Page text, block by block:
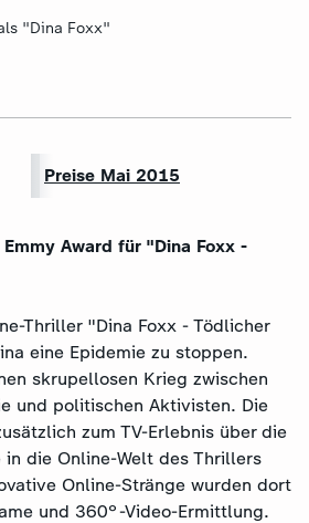
"Dina Foxx"
Preise Mai 2015
Award für "Dina Foxx -
Thriller "Dina Foxx - Tödlicher
eine Epidemie zu stoppen.
skrupellosen Krieg zwischen
und politischen Aktivisten. Die
zum TV-Erlebnis über die
die Online-Welt des Thrillers
Online-Stränge wurden dort
und 360°-Video-Ermittlung.